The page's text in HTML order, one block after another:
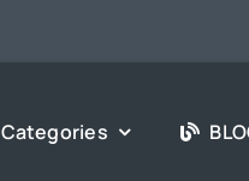
Categories